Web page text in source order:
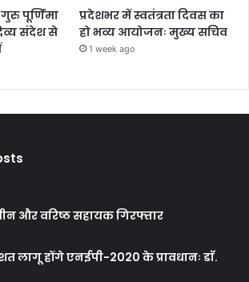
गुरु पूर्णिमा
संदेश से
प्रदेशभर में स्वतंत्रता दिवस का
हो भव्य आयोजनः मुख्य सचिव
1 week ago
और वरिष्ठ सहायक गिरफ्तार
लागू होंगे एनईपी-2020 के प्रावधानः डाॅ.